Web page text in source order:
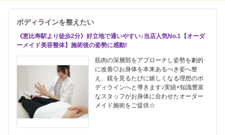
ボディラインを整えたい
《恵比寿駅より徒歩2分》好立地で通いやすい♪当店人気No.1【オーダ
ーメイド美容整体】施術後の姿勢に感動!
筋肉の深層部をアプローチし姿勢を劇的
に改善◎お身体を本来あるべき姿へ整
え、鏡を見るたびに嬉しくなる理想のボ
ディラインへと導きます♪実績×知識豊富
なスタッフがお身体に合わせたオーダー
メイド施術をご提供☆